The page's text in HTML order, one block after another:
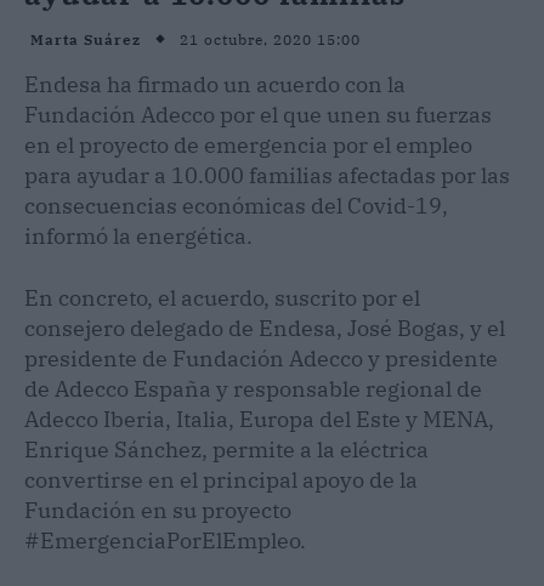
Marta Suárez 21 octubre, 2020 15:00
Endesa ha firmado un acuerdo con la
Fundación Adecco por el que unen su fuerzas
en el proyecto de emergencia por el empleo
para ayudar a 10.000 familias afectadas por las
consecuencias económicas del Covid-19,
informó la energética.
En concreto, el acuerdo, suscrito por el
consejero delegado de Endesa, José Bogas, y el
presidente de Fundación Adecco y presidente
de Adecco España y responsable regional de
Adecco Iberia, Italia, Europa del Este y MENA,
Enrique Sánchez, permite a la eléctrica
convertirse en el principal apoyo de la
Fundación en su proyecto
#EmergenciaPorElEmpleo.